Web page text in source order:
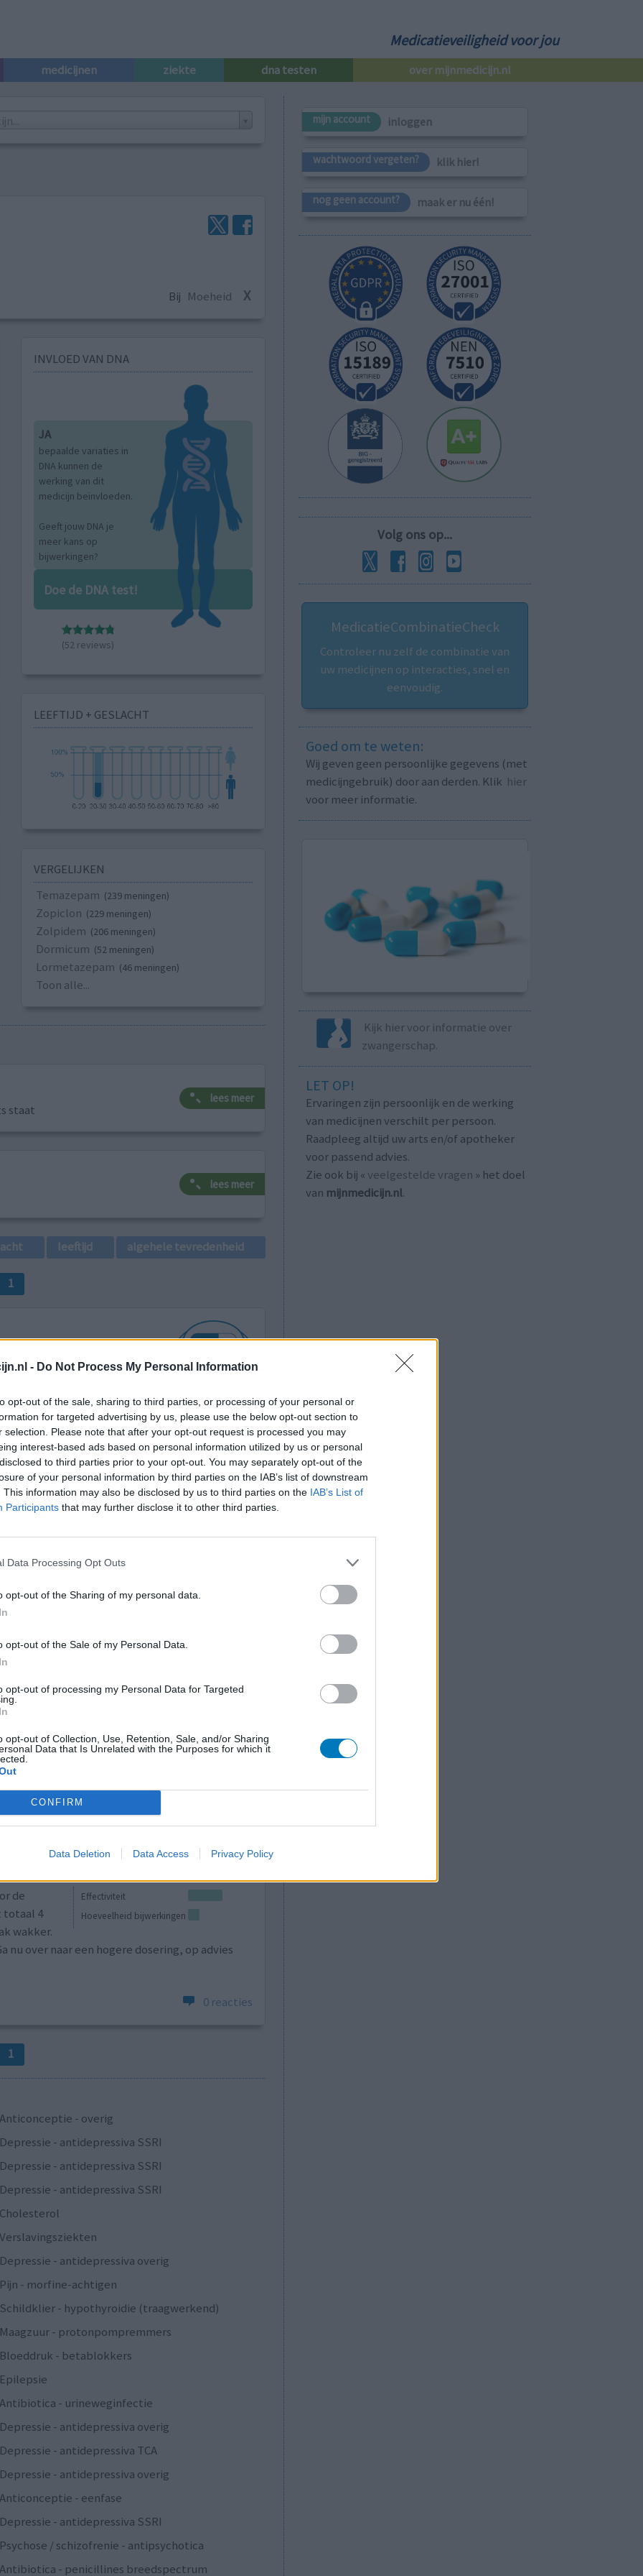
- Do Not Process My Personal Information
opt-out of the sale, sharing to third parties, or processing of your personal or
for targeted advertising by us, please use the below opt-out section to
selection. Please note that after your opt-out request is processed you may
interest-based ads based on personal information utilized by us or personal
to third parties prior to your opt-out. You may separately opt-out of the
of your personal information by third parties on the IAB’s list of downstream
This information may also be disclosed by us to third parties on the IAB’s List of
Participants that may further disclose it to other third parties.
Data Processing Opt Outs
opt-out of the Sharing of my personal data.
opt-out of the Sale of my Personal Data.
opt-out of processing my Personal Data for Targeted
opt-out of Collection, Use, Retention, Sale, and/or Sharing
Data that Is Unrelated with the Purposes for which it
CONFIRM
Data Deletion Data Access Privacy Policy
Medicatieveiligheid voor jou
medicijnen ziekte dna testen over mijnmedicijn.nl
Bij Moeheid X
INVLOED VAN DNA
JA
bepaalde variaties in
DNA kunnen de
werking van dit
medicijn beïnvloeden.
Geeft jouw DNA je
meer kans op
bijwerkingen?
Doe de DNA test!
(52 reviews)
LEEFTIJD + GESLACHT
VERGELIJKEN
Temazepam (239 meningen)
Zopiclon (229 meningen)
Zolpidem (206 meningen)
Dormicum (52 meningen)
Lormetazepam (46 meningen)
Toon alle...
staat
lees meer
lees meer
leeftijd algehele tevredenheid
1
Effectiviteit
Hoeveelheid bijwerkingen
0 reacties
Hoeveelheid bijwerkingen
is ten
naar
1 in slaap. Dat hoeft probleem te zijn, maar
om mijn slaapritme naar voren te
2 reacties
Effectiviteit
Hoeveelheid bijwerkingen
de
totaal 4
wakker.
over naar een hogere dosering, op advies
0 reacties
1
Anticonceptie - overig
Depressie - antidepressiva SSRI
Depressie - antidepressiva SSRI
Depressie - antidepressiva SSRI
Cholesterol
Verslavingsziekten
Depressie - antidepressiva overig
Pijn - morfine-achtigen
Schildklier - hypothyroidie (traagwerkend)
Maagzuur - protonpompremmers
Bloeddruk - betablokkers
Epilepsie
Antibiotica - urineweginfectie
Depressie - antidepressiva overig
Depressie - antidepressiva TCA
Depressie - antidepressiva overig
Anticonceptie - eenfase
Depressie - antidepressiva SSRI
Psychose / schizofrenie - antipsychotica
Antibiotica - penicillines breedspectrum
mijn account inloggen
wachtwoord vergeten? klik hier!
nog geen account? maak er nu één!
Volg ons op...
MedicatieCombinatieCheck
Controleer nu zelf de combinatie van
uw medicijnen op interacties, snel en
eenvoudig.
Goed om te weten:
Wij geven geen persoonlijke gegevens (met
medicijngebruik) door aan derden. Klik hier
voor meer informatie.
Kijk hier voor informatie over
zwangerschap.
LET OP!
Ervaringen zijn persoonlijk en de werking
van medicijnen verschilt per persoon.
Raadpleeg altijd uw arts en/of apotheker
voor passend advies.
Zie ook bij « veelgestelde vragen » het doel
van mijnmedicijn.nl.